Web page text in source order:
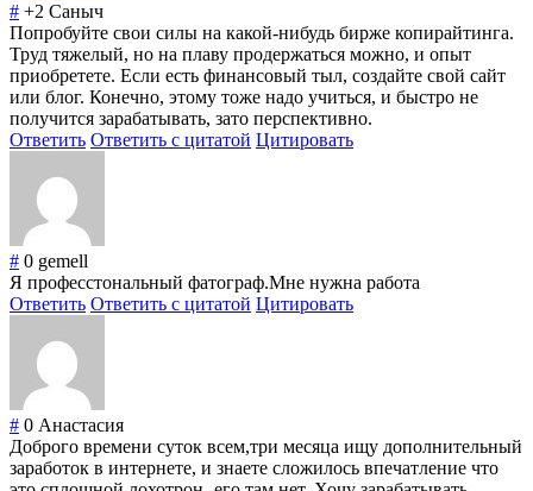
# +2 Саныч
Попробуйте свои силы на какой-нибудь бирже копирайтинга.
Труд тяжелый, но на плаву продержаться можно, и опыт
приобретете. Если есть финансовый тыл, создайте свой сайт
или блог. Конечно, этому тоже надо учиться, и быстро не
получится зарабатывать, зато перспективно.
Ответить Ответить с цитатой Цитировать
# 0 gemell
Я професстональный фатограф.Мне нужна работа
Ответить Ответить с цитатой Цитировать
# 0 Анастасия
Доброго времени суток всем,три месяца ищу дополнительный
заработок в интернете, и знаете сложилось впечатление что